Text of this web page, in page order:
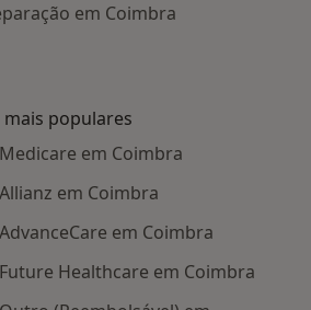
em Coimbra
mais populares
em Coimbra
em Coimbra
em Coimbra
Healthcare em Coimbra